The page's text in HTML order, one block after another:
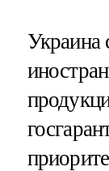
Украина